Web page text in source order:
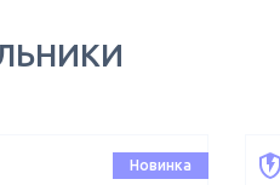
Новинка